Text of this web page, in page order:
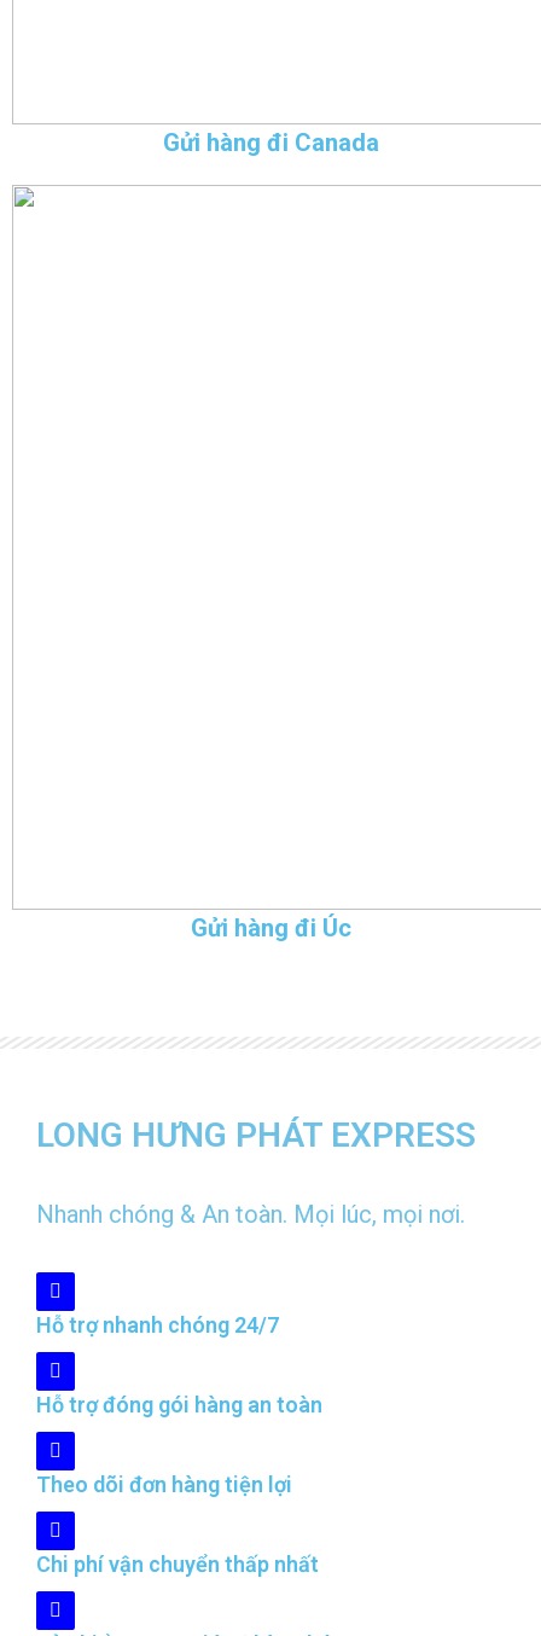
Gửi hàng đi Canada
Gửi hàng đi Úc
LONG HƯNG PHÁT EXPRESS
Nhanh chóng & An toàn. Mọi lúc, mọi nơi.
Hỗ trợ nhanh chóng 24/7
Hỗ trợ đóng gói hàng an toàn
Theo dõi đơn hàng tiện lợi
Chi phí vận chuyển thấp nhất